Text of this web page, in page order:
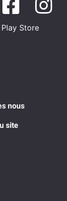
Play Store
nous
site